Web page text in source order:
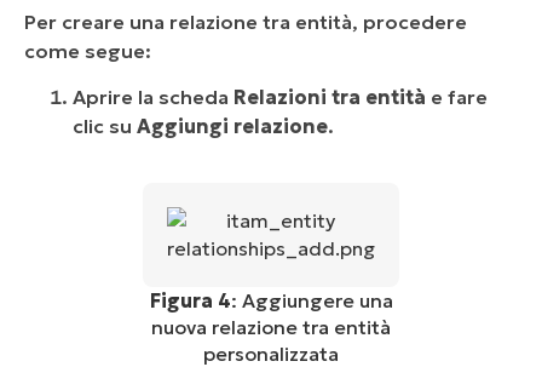
Per creare una relazione tra entità, procedere
come segue:
Aprire la scheda Relazioni tra entità e fare
clic su Aggiungi relazione.
Figura 4: Aggiungere una
nuova relazione tra entità
personalizzata